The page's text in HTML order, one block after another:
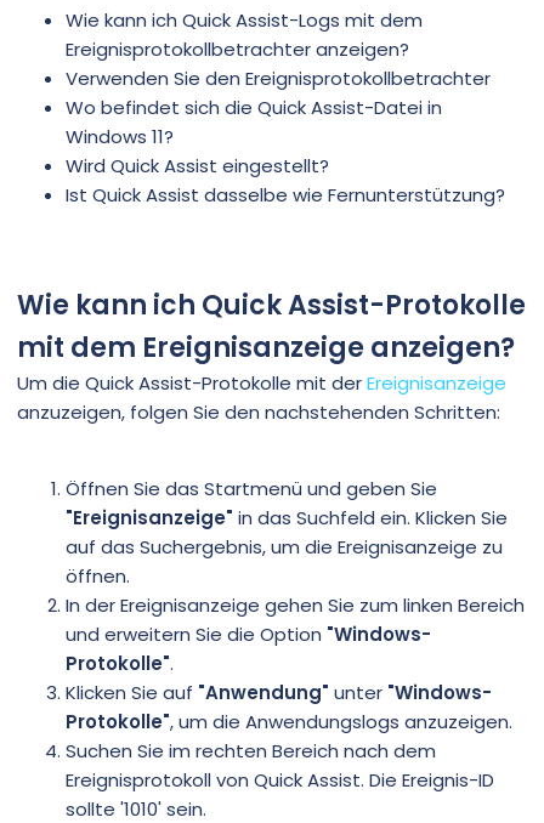
Wie kann ich Quick Assist-Logs mit dem
Ereignisprotokollbetrachter anzeigen?
Verwenden Sie den Ereignisprotokollbetrachter
Wo befindet sich die Quick Assist-Datei in
Windows 11?
Wird Quick Assist eingestellt?
Ist Quick Assist dasselbe wie Fernunterstützung?
Wie kann ich Quick Assist-Protokolle
mit dem Ereignisanzeige anzeigen?
Um die Quick Assist-Protokolle mit derEreignisanzeige
anzuzeigen, folgen Sie den nachstehenden Schritten:
Öffnen Sie das Startmenü und geben Sie
"Ereignisanzeige" in das Suchfeld ein. Klicken Sie
auf das Suchergebnis, um die Ereignisanzeige zu
öffnen.
In der Ereignisanzeige gehen Sie zum linken Bereich
und erweitern Sie die Option "Windows-
Protokolle".
Klicken Sie auf "Anwendung" unter "Windows-
Protokolle", um die Anwendungslogs anzuzeigen.
Suchen Sie im rechten Bereich nach dem
Ereignisprotokoll von Quick Assist. Die Ereignis-ID
sollte '1010' sein.